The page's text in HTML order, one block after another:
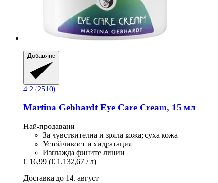
Добавяне
4.2 (2510)
Martina GebhardtEye Care Cream, 15 мл
Най-продавани
За чувствителна и зряла кожа; суха кожа
Устойчивост и хидратация
Изглажда фините линии
€ 16,99 (€ 1.132,67 / л)
Доставка до 14. август